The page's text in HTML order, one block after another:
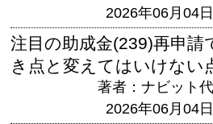
2026年06月04
注目の助成金(239)再申請
き点と変えてはいけない
著者：ナビット
2026年06月04